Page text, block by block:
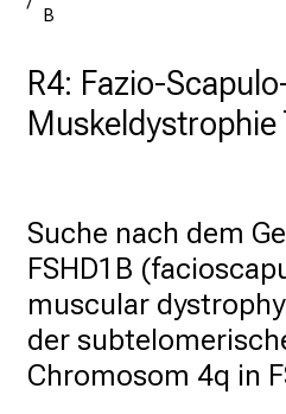
B
R4: Fazio-
Muskeldystrophie
Suche nach dem
FSHD1B
muscular
der
Chromosom 4q in